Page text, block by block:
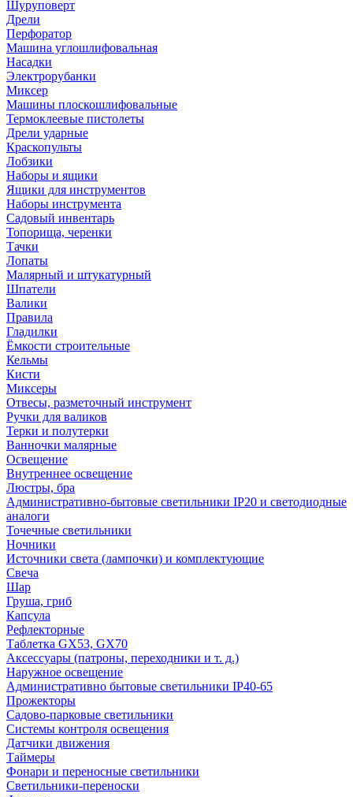
Шуруповерт
Дрели
Перфоратор
Машина углошлифовальная
Насадки
Электрорубанки
Миксер
Машины плоскошлифовальные
Термоклеевые пистолеты
Дрели ударные
Краскопульты
Лобзики
Наборы и ящики
Ящики для инструментов
Наборы инструмента
Садовый инвентарь
Топорища, черенки
Тачки
Лопаты
Малярный и штукатурный
Шпатели
Валики
Правила
Гладилки
Ёмкости строительные
Кельмы
Кисти
Миксеры
Отвесы, разметочный инструмент
Ручки для валиков
Терки и полутерки
Ванночки малярные
Освещение
Внутреннее освещение
Люстры, бра
Административно-бытовые светильники IP20 и светодиодные
аналоги
Точечные светильники
Ночники
Источники света (лампочки) и комплектующие
Свеча
Шар
Груша, гриб
Капсула
Рефлекторные
Таблетка GX53, GX70
Аксессуары (патроны, переходники и т. д.)
Наружное освещение
Административно бытовые светильники IP40-65
Прожекторы
Садово-парковые светильники
Системы контроля освещения
Датчики движения
Таймеры
Фонари и переносные светильники
Светильники-переноски